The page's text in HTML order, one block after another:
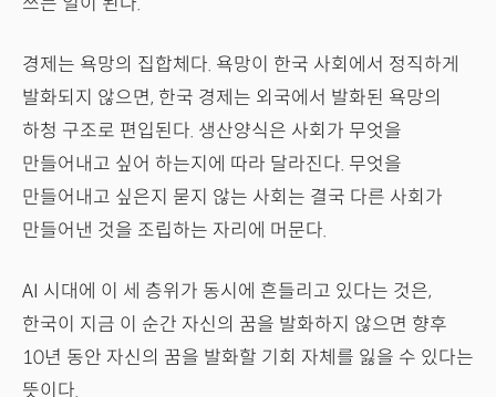
경제는 욕망의 집합체다. 욕망이 한국 사회에서 정직하게
발화되지 않으면, 한국 경제는 외국에서 발화된 욕망의
하청 구조로 편입된다. 생산양식은 사회가 무엇을
만들어내고 싶어 하는지에 따라 달라진다. 무엇을
만들어내고 싶은지 묻지 않는 사회는 결국 다른 사회가
만들어낸 것을 조립하는 자리에 머문다.
AI 시대에 이 세 층위가 동시에 흔들리고 있다는 것은,
한국이 지금 이 순간 자신의 꿈을 발화하지 않으면 향후
10년 동안 자신의 꿈을 발화할 기회 자체를 잃을 수 있다는
뜻이다.